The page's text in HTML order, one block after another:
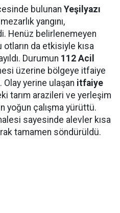
bulunan Yeşilyazı
yangını,
Henüz belirlenemeyen
otların da etkisiyle kısa
Durumun 112 Acil
üzerine bölgeye itfaiye
yerine ulaşan itfaiye
tarım arazileri ve yerleşim
yoğun çalışma yürüttü.
sayesinde alevler kısa
tamamen söndürüldü.